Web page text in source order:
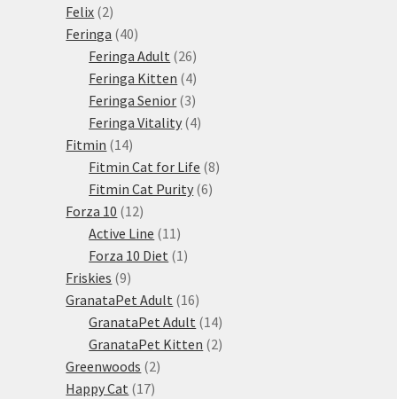
Felix 22
produkty
Feringa 4040
produktů
Feringa Adult 2626
produktů
Feringa Kitten 44
produkty
Feringa Senior 33
produkty
Feringa Vitality 44
Fitmin 1414
produktů
Fitmin Cat for Life 88
Fitmin Cat Purity 66
Forza 10 1212
produktů
Active Line 11 11
produktů
Forza 10 Diet 1 1
Friskies 99
produktů
GranataPet Adult 1616
produktů
GranataPet Adult 1414
produktů
GranataPet Kitten 22
Greenwoods 22
Happy Cat 1717